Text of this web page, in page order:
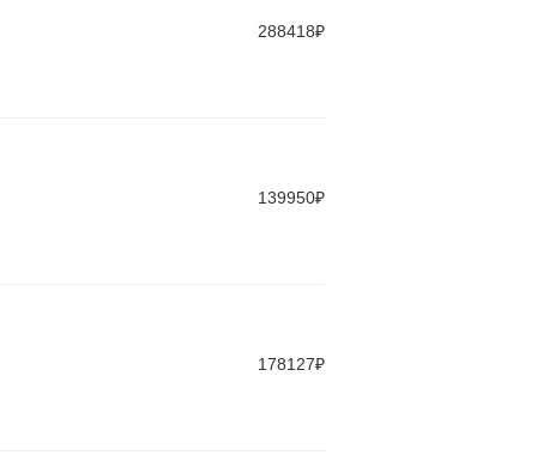
288418₽
139950₽
178127₽